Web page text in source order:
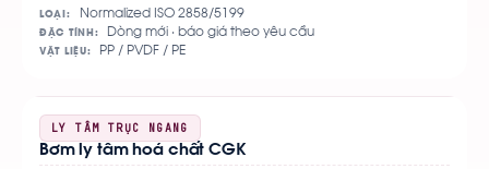
LOẠI: Normalized ISO 2858/5199
ĐẶC TÍNH: Dòng mới · báo giá theo yêu cầu
VẬT LIỆU: PP / PVDF / PE
tiết
LY TÂM TRỤC NGANG
Bơm ly tâm hoá chất CGK
Xem
chi